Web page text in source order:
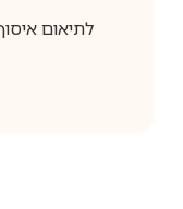
לתיאום איסוף יש